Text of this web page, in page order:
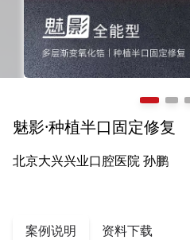
魅影·种植半口固定修复
北京大兴兴业口腔医院 孙鹏
案例说明 资料下载